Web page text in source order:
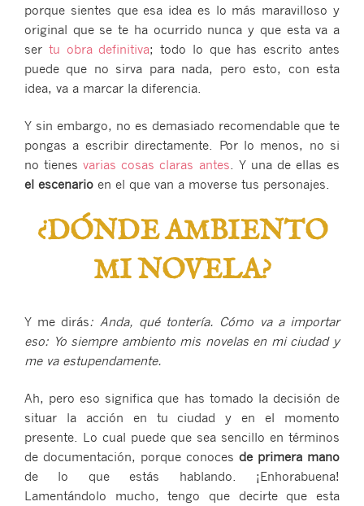
porque sientes que esa idea es lo más maravilloso y
original que se te ha ocurrido nunca y que esta va a
ser tu obra definitiva; todo lo que has escrito antes
puede que no sirva para nada, pero esto, con esta
idea, va a marcar la diferencia.
Y sin embargo, no es demasiado recomendable que te
pongas a escribir directamente. Por lo menos, no si
no tienesvarias cosas claras antes. Y una de ellas es
el escenario en el que van a moverse tus personajes.
¿DÓNDE AMBIENTO
MI NOVELA?
Y me dirás: Anda, qué tontería. Cómo va a importar
eso: Yo siempre ambiento mis novelas en mi ciudad y
me va estupendamente.
Ah, pero eso significa que has tomado la decisión de
situar la acción en tu ciudad y en el momento
presente. Lo cual puede que sea sencillo en términos
de documentación, porque conoces de primera mano
de lo que estás hablando. ¡Enhorabuena!
Lamentándolo mucho, tengo que decirte que esta